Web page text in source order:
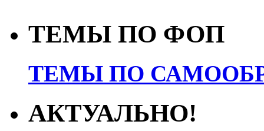
ТЕМЫ ПО ФОП
ТЕМЫ ПО
АКТУАЛЬНО!